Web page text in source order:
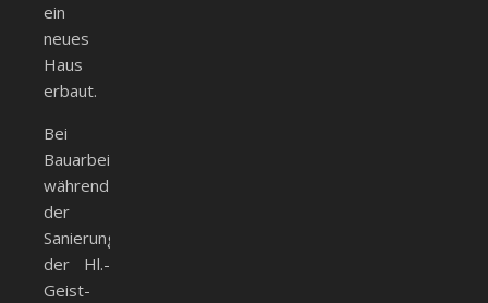
ein
neues
Haus
erbaut.
Bei
Bauarbeiten
während
der
Sanierung
der Hl.-
Geist-